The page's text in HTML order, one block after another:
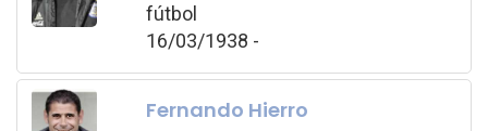
fútbol
16/03/1938 -
Fernando Hierro